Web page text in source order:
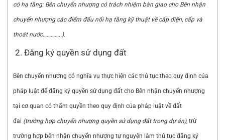
có hạ tầng: Bên chuyển nhượng có trách nhiệm bàn giao cho Bên nhận
chuyển nhượng các điểm đấu nối hạ tầng kỹ thuật về cấp điện, cấp và
thoát nước………….. ).
Đăng ký quyền sử dụng đất
Bên chuyển nhượng có nghĩa vụ thực hiện các thủ tục theo quy định của
pháp luật để đăng ký quyền sử dụng đất cho Bên nhận chuyển nhượng
tại cơ quan có thẩm quyền theo quy định của pháp luật về đất
đai (trường hợp chuyển nhượng quyền sử dụng đất trong dự án), trừ
trường hợp bên nhận chuyển nhượng tự nguyện làm thủ tục đăng ký